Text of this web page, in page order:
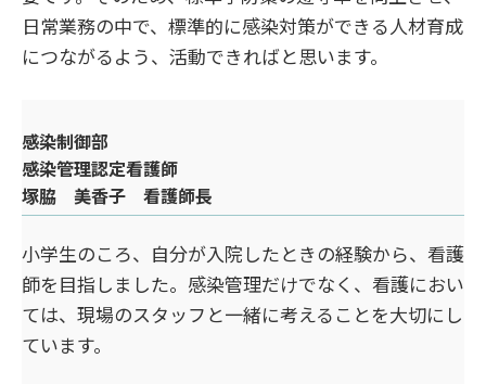
日常業務の中で、標準的に感染対策ができる人材育成
につながるよう、活動できればと思います。
感染制御部
感染管理認定看護師
塚脇 美香子 看護師長
小学生のころ、自分が入院したときの経験から、看護
師を目指しました。感染管理だけでなく、看護におい
ては、現場のスタッフと一緒に考えることを大切にし
ています。